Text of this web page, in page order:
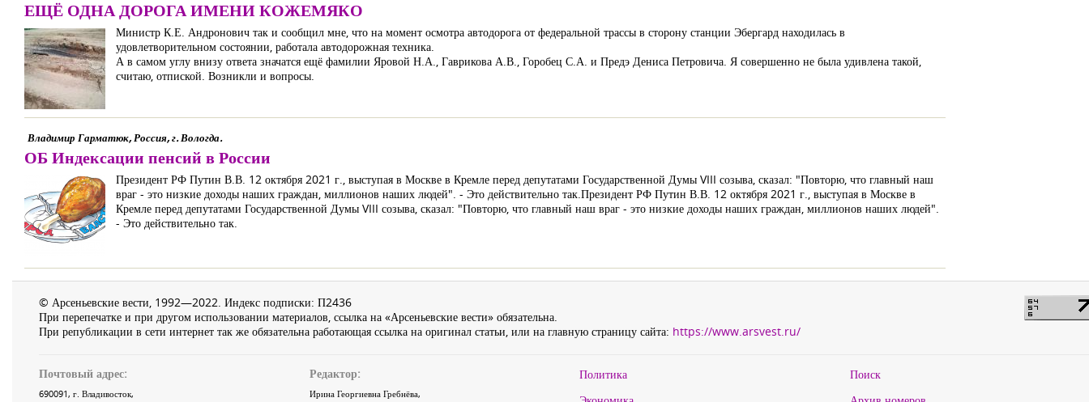
ЕЩЁ ОДНА ДОРОГА ИМЕНИ КОЖЕМЯКО
Министр К.Е. Андронович так и сообщил мне, что на момент осмотра автодорога от федеральной трассы в сторону станции Эбергард находилась в
удовлетворительном состоянии, работала автодорожная техника.
А в самом углу внизу ответа значатся ещё фамилии Яровой Н.А., Гаврикова А.В., Горобец С.А. и Предэ Дениса Петровича. Я совершенно не была удивлена такой,
считаю, отпиской. Возникли и вопросы.
Владимир Гарматюк, Россия, г. Вологда.
ОБ Индексации пенсий в России
Президент РФ Путин В.В. 12 октября 2021 г., выступая в Москве в Кремле перед депутатами Государственной Думы VIII созыва, сказал: "Повторю, что главный наш
враг - это низкие доходы наших граждан, миллионов наших людей". - Это действительно так.Президент РФ Путин В.В. 12 октября 2021 г., выступая в Москве в
Кремле перед депутатами Государственной Думы VIII созыва, сказал: "Повторю, что главный наш враг - это низкие доходы наших граждан, миллионов наших людей".
- Это действительно так.
© Арсеньевские вести, 1992—2022. Индекс подписки: П2436
При перепечатке и при другом использовании материалов, ссылка на «Арсеньевские вести» обязательна.
При републикации в сети интернет так же обязательна работающая ссылка на оригинал статьи, или на главную страницу сайта: https://www.arsvest.ru/
Почтовый адрес:
690091, г. Владивосток,
Редактор:
Ирина Георгиевна Гребнёва,
Политика
Поиск